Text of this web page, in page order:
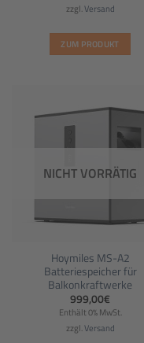
zzgl.Versand
ZUM PRODUKT
NICHT VORRÄTIG
Hoymiles MS-A2
Batteriespeicher für
Balkonkraftwerke
999,00€
Enthält 0% MwSt.
zzgl.Versand